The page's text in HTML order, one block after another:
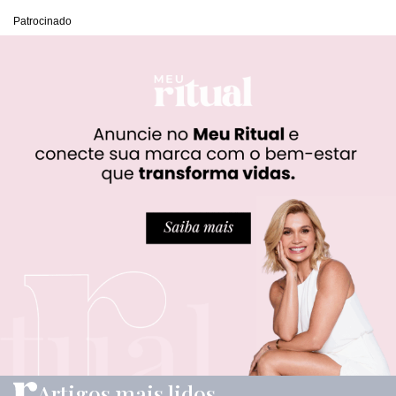
Patrocinado